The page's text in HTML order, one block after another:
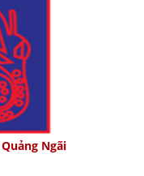
Ngãi